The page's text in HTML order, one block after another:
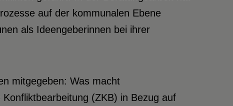
auf der kommunalen Ebene
als Ideengeberinnen bei ihrer
mitgegeben: Was macht
(ZKB) in Bezug auf